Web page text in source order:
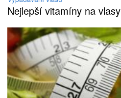
Nejlepší vitamíny na vlasy